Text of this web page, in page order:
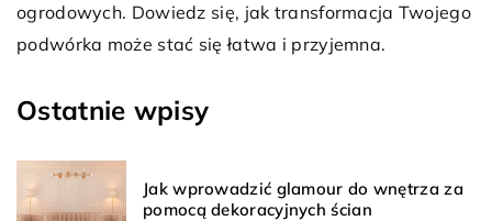
Dowiedz się, jakie czynniki wpływają na komfortowy
sen i jak stworzyć optymalne warunki w swojej
Ostatnie wpisy
Jak wprowadzić glamour do wnętrza za
pomocą dekoracyjnych ścian